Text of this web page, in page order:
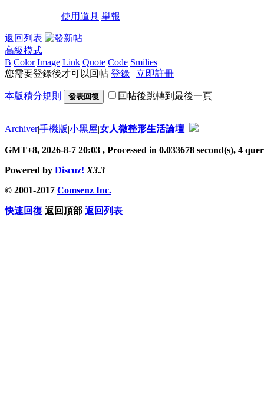
使用道具 舉報
返回列表
高級模式
B Color Image Link Quote Code Smilies
您需要登錄後才可以回帖 登錄 | 立即註冊
本版積分規則 發表回復 回帖後跳轉到最後一頁
Archiver|手機版|小黑屋|女人微整形生活論壇
GMT+8, 2026-8-7 20:03 , Processed in 0.033678 second(s), 4
Powered by Discuz! X3.3
© 2001-2017 Comsenz Inc.
快速回復 返回頂部 返回列表